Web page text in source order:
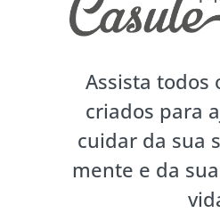
Assista todos
criados para
cuidar da sua
mente e da